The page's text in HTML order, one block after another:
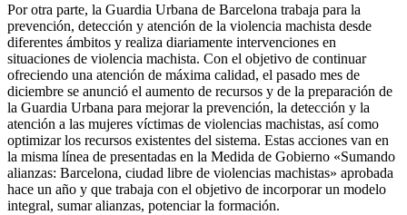
Por otra parte, la Guardia Urbana de Barcelona trabaja para la
prevención, detección y atención de la violencia machista desde
diferentes ámbitos y realiza diariamente intervenciones en
situaciones de violencia machista. Con el objetivo de continuar
ofreciendo una atención de máxima calidad, el pasado mes de
diciembre se anunció el aumento de recursos y de la preparación de
la Guardia Urbana para mejorar la prevención, la detección y la
atención a las mujeres víctimas de violencias machistas, así como
optimizar los recursos existentes del sistema. Estas acciones van en
la misma línea de presentadas en la Medida de Gobierno «Sumando
alianzas: Barcelona, ​​ciudad libre de violencias machistas» aprobada
hace un año y que trabaja con el objetivo de incorporar un modelo
integral, sumar alianzas, potenciar la formación.